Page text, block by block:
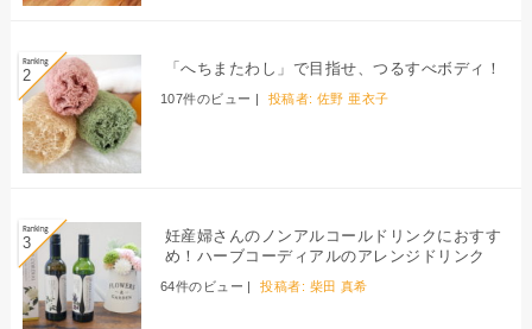
「へちまたわし」で目指せ、つるすべボディ！
107件のビュー | 投稿者:佐野 亜衣子
妊産婦さんのノンアルコールドリンクにおすす
め！ハーブコーディアルのアレンジドリンク
64件のビュー | 投稿者: 柴田 真希